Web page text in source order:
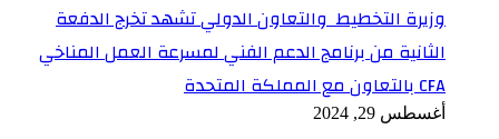
وزيرة التخطيط والتعاون الدولي تشهد تخرج الدفعة
الثانية من برنامج الدعم الفني لمسرعة العمل المناخي
CFA بالتعاون مع المملكة المتحدة
أغسطس 29, 2024